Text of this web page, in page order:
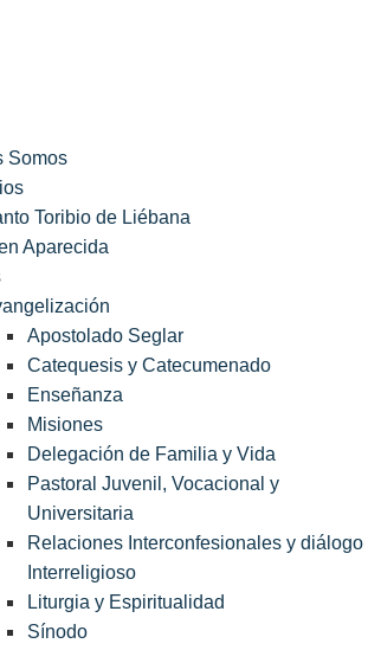
Somos
Toribio de Liébana
Aparecida
Apostolado Seglar
Catequesis y Catecumenado
Enseñanza
Misiones
Delegación de Familia y Vida
Pastoral Juvenil, Vocacional y
Universitaria
Relaciones Interconfesionales y diálogo
Interreligioso
Liturgia y Espiritualidad
Sínodo